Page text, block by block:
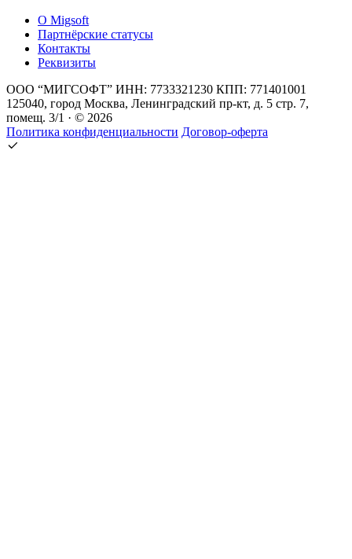
О Migsoft
Партнёрские статусы
Контакты
Реквизиты
ООО “МИГСОФТ” ИНН: 7733321230 КПП: 771401001
125040, город Москва, Ленинградский пр-кт, д. 5 стр. 7,
помещ. 3/1 · © 2026
Политика конфиденциальности Договор-оферта